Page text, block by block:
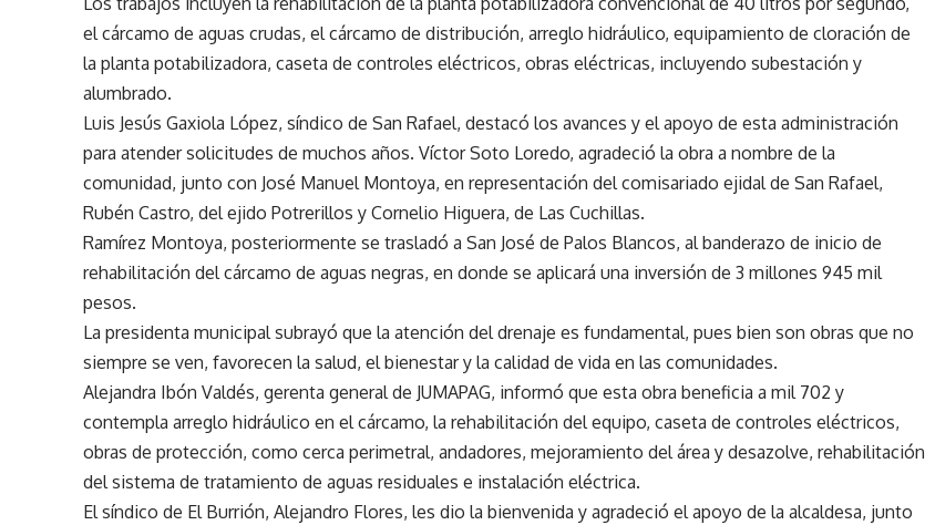
el cárcamo de aguas crudas, el cárcamo de distribución, arreglo hidráulico, equipamiento de cloración de
la planta potabilizadora, caseta de controles eléctricos, obras eléctricas, incluyendo subestación y
alumbrado.
Luis Jesús Gaxiola López, síndico de San Rafael, destacó los avances y el apoyo de esta administración
para atender solicitudes de muchos años. Víctor Soto Loredo, agradeció la obra a nombre de la
comunidad, junto con José Manuel Montoya, en representación del comisariado ejidal de San Rafael,
Rubén Castro, del ejido Potrerillos y Cornelio Higuera, de Las Cuchillas.
Ramírez Montoya, posteriormente se trasladó a San José de Palos Blancos, al banderazo de inicio de
rehabilitación del cárcamo de aguas negras, en donde se aplicará una inversión de 3 millones 945 mil
pesos.
La presidenta municipal subrayó que la atención del drenaje es fundamental, pues bien son obras que no
siempre se ven, favorecen la salud, el bienestar y la calidad de vida en las comunidades.
Alejandra Ibón Valdés, gerenta general de JUMAPAG, informó que esta obra beneficia a mil 702 y
contempla arreglo hidráulico en el cárcamo, la rehabilitación del equipo, caseta de controles eléctricos,
obras de protección, como cerca perimetral, andadores, mejoramiento del área y desazolve, rehabilitación
del sistema de tratamiento de aguas residuales e instalación eléctrica.
El síndico de El Burrión, Alejandro Flores, les dio la bienvenida y agradeció el apoyo de la alcaldesa, junto